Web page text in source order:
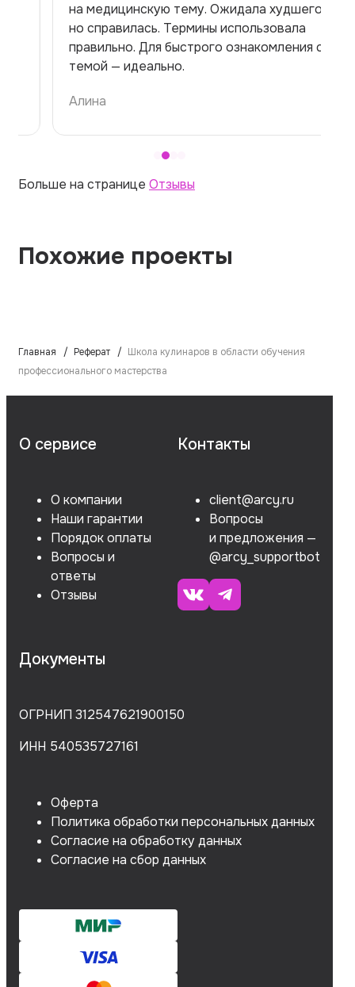
на медицинскую тему. Ожидала худшего,
но справилась. Термины использовала
правильно. Для быстрого ознакомления с
темой — идеально.
Алина
Больше на странице Отзывы
Похожие проекты
Главная Реферат
Школа кулинаров в области обучения
профессионального мастерства
О сервисе
О компании
Наши гарантии
Порядок оплаты
Вопросы и
ответы
Отзывы
Контакты
client@arcy.ru
Вопросы
и предложения —
@arcy_supportbot
Документы
ОГРНИП 312547621900150
ИНН 540535727161
Оферта
Политика обработки персональных данных
Согласие на обработку данных
Согласие на сбор данных